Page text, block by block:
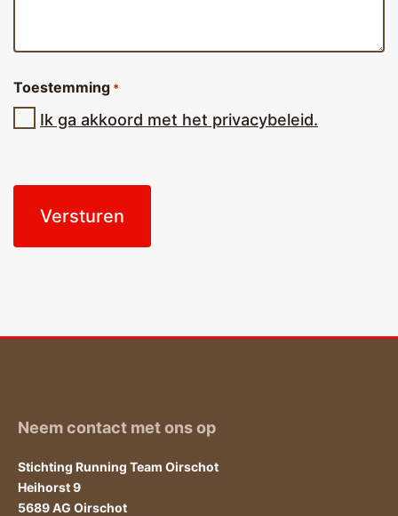
Toestemming *
Ik ga akkoord met het privacybeleid.
Neem contact met ons op
Stichting Running Team Oirschot
Heihorst 9
5689 AG Oirschot